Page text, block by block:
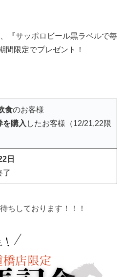
『サッポロビール黒ラベルで毎
間限定でプレゼント！
食のお客様
を購入 したお客様（12/21,22限
日
了
ちしております！！！